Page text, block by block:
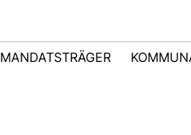
MANDATSTRÄGER